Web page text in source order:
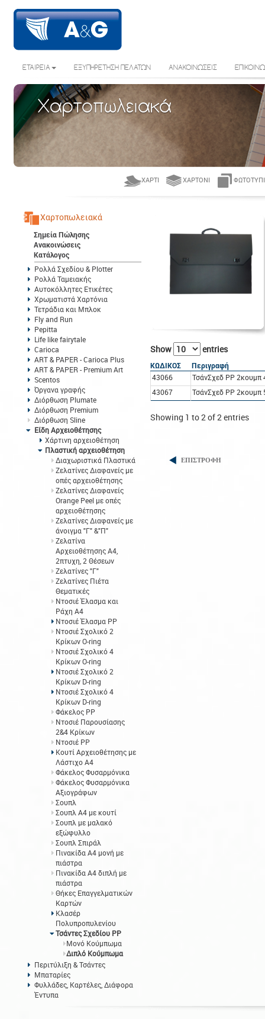
ΕΤΑΙΡΕΙΑ ΕΞΥΠΗΡΕΤΗΣΗ ΠΕΛΑΤΩΝ ΑΝΑΚΟΙΝΩΣΕΙΣ
Χαρτοπωλειακά
ΧΑΡΤΊ ΧΑΡΤΌΝΙ
Χαρτοπωλειακά
Σημεία Πώλησης
Ανακοινώσεις
Κατάλογος
Ρολλά Σχεδίου & Plotter
Ρολλά Ταμειακής
Αυτοκόλλητες Ετικέτες
Χρωματιστά Χαρτόνια
Τετράδια και Μπλοκ
Fly and Run
Pepitta
Life like fairytale
Carioca
ART & PAPER - Carioca Plus
ART & PAPER - Premium Art
Scentos
Όργανα γραφής
Διόρθωση Plumate
Διόρθωση Premium
Διόρθωση Sline
Είδη Αρχειοθέτησης
Χάρτινη αρχειοθέτηση
Πλαστική αρχειοθέτηση
Διαχωριστικά Πλαστικά
Ζελατίνες Διαφανείς με
οπές αρχειοθέτησης
Ζελατίνες Διαφανείς
Orange Peel με οπές
αρχειοθέτησης
Ζελατίνες Διαφανείς με
άνοιγμα "Γ" &"Π"
Ζελατίνα
Αρχειοθέτησης Α4,
2πτυχη, 2 Θέσεων
Ζελατίνες "Γ"
Ζελατίνες Πιέτα
Θεματικές
Ντοσιέ Έλασμα και
Ράχη Α4
Ντοσιέ Έλασμα PP
Ντοσιέ Σχολικό 2
Κρίκων O-ring
Ντοσιέ Σχολικό 4
Κρίκων O-ring
Ντοσιέ Σχολικό 2
Κρίκων D-ring
Ντοσιέ Σχολικό 4
Κρίκων D-ring
Φάκελος ΡΡ
Ντοσιέ Παρουσίασης
2&4 Κρίκων
Ντοσιέ PP
Κουτί Αρχειοθέτησης με
Λάστιχο Α4
Φάκελος Φυσαρμόνικα
Φάκελος Φυσαρμόνικα
Αξιογράφων
Σουπλ
Σουπλ Α4 με κουτί
Σουπλ με μαλακό
εξώφυλλο
Σουπλ Σπιράλ
Πινακίδα Α4 μονή με
πιάστρα
Πινακίδα Α4 διπλή με
πιάστρα
Θήκες Επαγγελματικών
Καρτών
Κλασέρ
Πολυπροπυλενίου
Τσάντες Σχεδίου PP
Μονό Κούμπωμα
Διπλό Κούμπωμα
Περιτύλιξη & Τσάντες
Μπαταρίες
Φυλλάδες, Καρτέλες, Διάφορα
Έντυπα
Show entries
ΚΩΔΙΚΟΣ
Περιγραφή
43066
ΤσάνΣχεδ PP
43067
ΤσάνΣχεδ PP
Showing 1 to 2 of 2 entries
ΕΠΙΣΤΡΟΦΗ